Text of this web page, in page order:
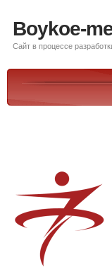
Boykoe-
Сайт в процессе